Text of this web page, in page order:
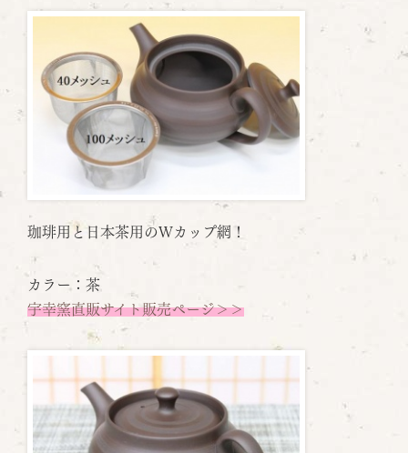
珈琲用と日本茶用のＷカップ網！
カラー：茶
宇幸窯直販サイト販売ページ＞＞